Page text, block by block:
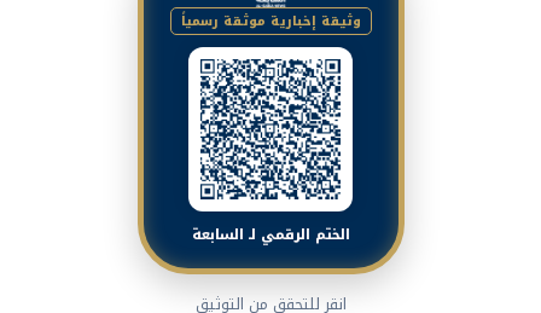
وثيقة إخبارية موثقة رسمياً
الختم الرقمي لـ السابعة
انقر للتحقق من التوثيق